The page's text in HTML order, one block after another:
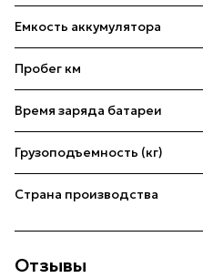
Емкость аккумулятора
Пробег км
Время заряда батареи
Грузоподъемность (кг)
Страна производства
Отзывы